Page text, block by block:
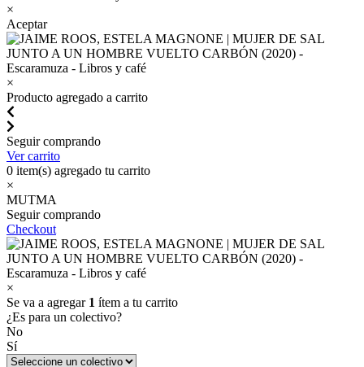
×
Aceptar
×
Producto agregado a carrito
Seguir comprando
Ver carrito
0 item(s) agregado tu carrito
×
MUTMA
Seguir comprando
Checkout
×
Se va a agregar 1 ítem a tu carrito
¿Es para un colectivo?
No
Sí